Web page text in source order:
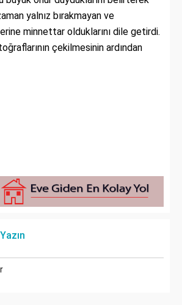
yalnız bırakmayan ve
minnettar olduklarını dile getirdi.
çekilmesinin ardından